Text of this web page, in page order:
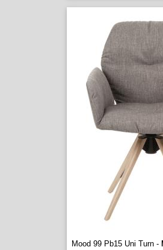
Mood 99 Pb15 Uni Turn -